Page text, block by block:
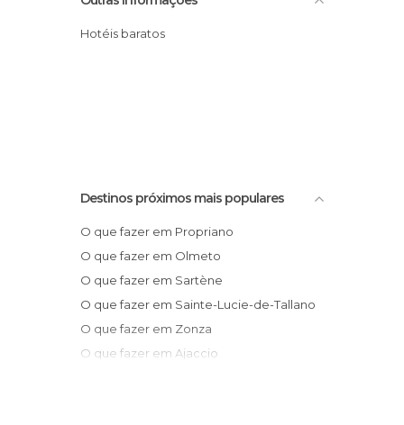
Hotéis baratos
Destinos próximos mais populares
O que fazer em Propriano
O que fazer em Olmeto
O que fazer em Sartène
O que fazer em Sainte-Lucie-de-Tallano
O que fazer em Zonza
O que fazer em Ajaccio